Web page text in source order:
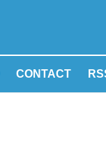
CONTACT